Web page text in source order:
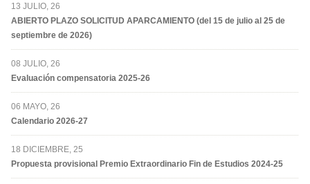
13 JULIO, 26
ABIERTO PLAZO SOLICITUD APARCAMIENTO (del 15 de julio al 25 de
septiembre de 2026)
08 JULIO, 26
Evaluación compensatoria 2025-26
06 MAYO, 26
Calendario 2026-27
18 DICIEMBRE, 25
Propuesta provisional Premio Extraordinario Fin de Estudios 2024-25